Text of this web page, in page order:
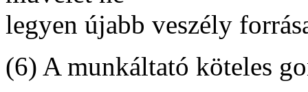
legyen újabb veszély
(6) A munkáltató köteles